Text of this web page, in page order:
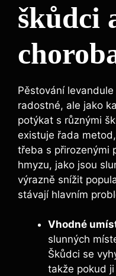
škůdci
Pěstování
radostné, ale jako
potýkat s různými
existuje řada
třeba s přirozenými
hmyzu, jako jsou
výrazně snížit
stávají hlavním
Vhodné
slunných
Škůdci se
takže pokud